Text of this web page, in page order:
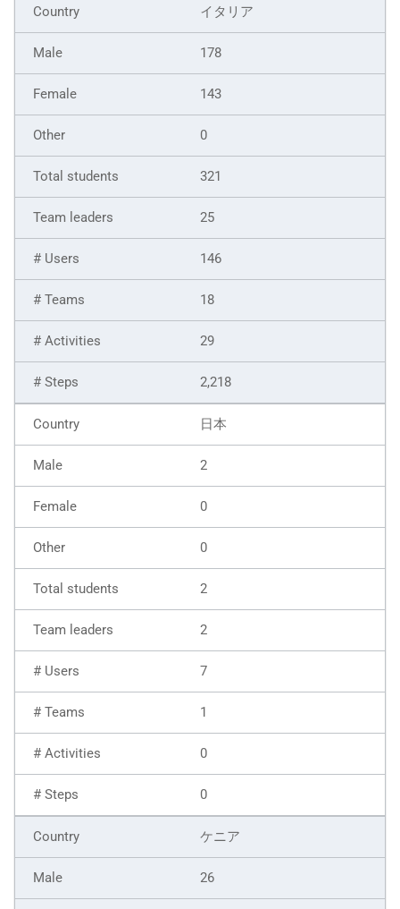
イタリア
178
143
0
321
25
146
18
29
2,218
日本
2
0
0
2
2
7
1
0
0
ケニア
26